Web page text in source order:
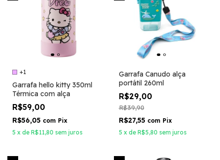
+1
Garrafa hello kitty 350ml
Térmica com alça
R$59,00
R$56,05 com Pix
5 x de R$11,80 sem juros
Garrafa Canudo alça
portátil 260ml
R$29,00
R$39,90
R$27,55 com Pix
5 x de R$5,80 sem juros